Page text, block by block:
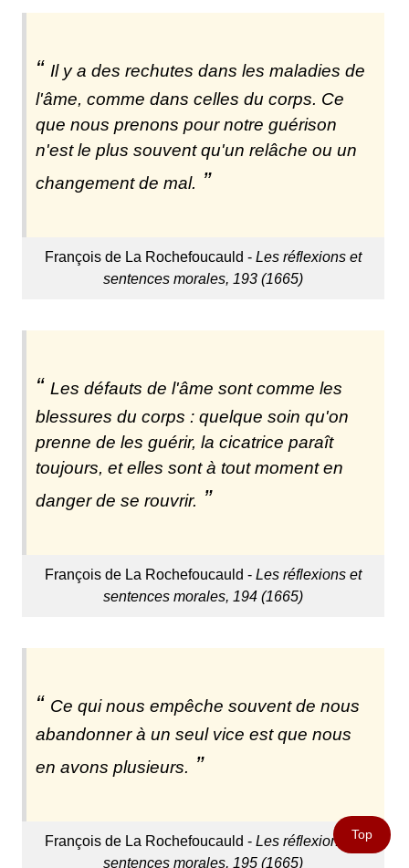
Il y a des rechutes dans les maladies de
l'âme, comme dans celles du corps. Ce
que nous prenons pour notre guérison
n'est le plus souvent qu'un relâche ou un
changement de mal.
François de La Rochefoucauld - Les réflexions et
sentences morales, 193 (1665)
Les défauts de l'âme sont comme les
blessures du corps : quelque soin qu'on
prenne de les guérir, la cicatrice paraît
toujours, et elles sont à tout moment en
danger de se rouvrir.
François de La Rochefoucauld - Les réflexions et
sentences morales, 194 (1665)
Ce qui nous empêche souvent de nous
abandonner à un seul vice est que nous
en avons plusieurs.
François de La Rochefoucauld - Les réflexions et
sentences morales, 195 (1665)
Top